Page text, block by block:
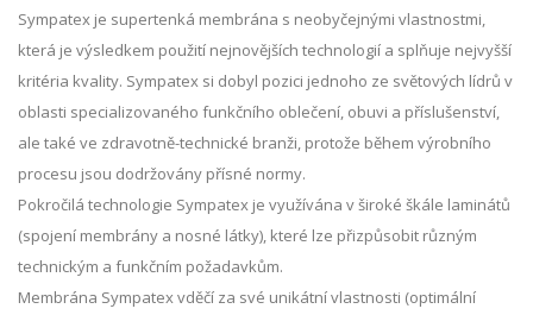
Sympatex je supertenká membrána s neobyčejnými vlastnostmi,
která je výsledkem použití nejnovějších technologií a splňuje nejvyšší
kritéria kvality. Sympatex si dobyl pozici jednoho ze světových lídrů v
oblasti specializovaného funkčního oblečení, obuvi a příslušenství,
ale také ve zdravotně-technické branži, protože během výrobního
procesu jsou dodržovány přísné normy.
Pokročilá technologie Sympatex je využívána v široké škále laminátů
(spojení membrány a nosné látky), které lze přizpůsobit různým
technickým a funkčním požadavkům.
Membrána Sympatex vděčí za své unikátní vlastnosti (optimální